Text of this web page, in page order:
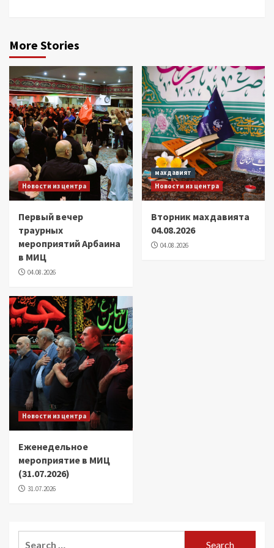
More Stories
Новости из центра
Первый вечер
траурных
мероприятий Арбаина
в МИЦ
04.08.2026
махдавият
Новости из центра
Вторник махдавията
04.08.2026
04.08.2026
Новости из центра
Еженедельное
мероприятие в МИЦ
(31.07.2026)
31.07.2026